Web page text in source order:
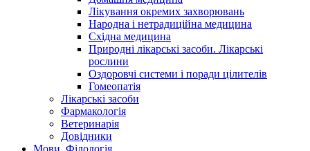
Лікування окремих захворювань
Народна і нетрадиційна медицина
Східна медицина
Природні лікарські засоби. Лікарські
рослини
Оздоровчі системи і поради цілителів
Гомеопатія
Лікарські засоби
Фармакологія
Ветеринарія
Довідники
Мови. Філологія